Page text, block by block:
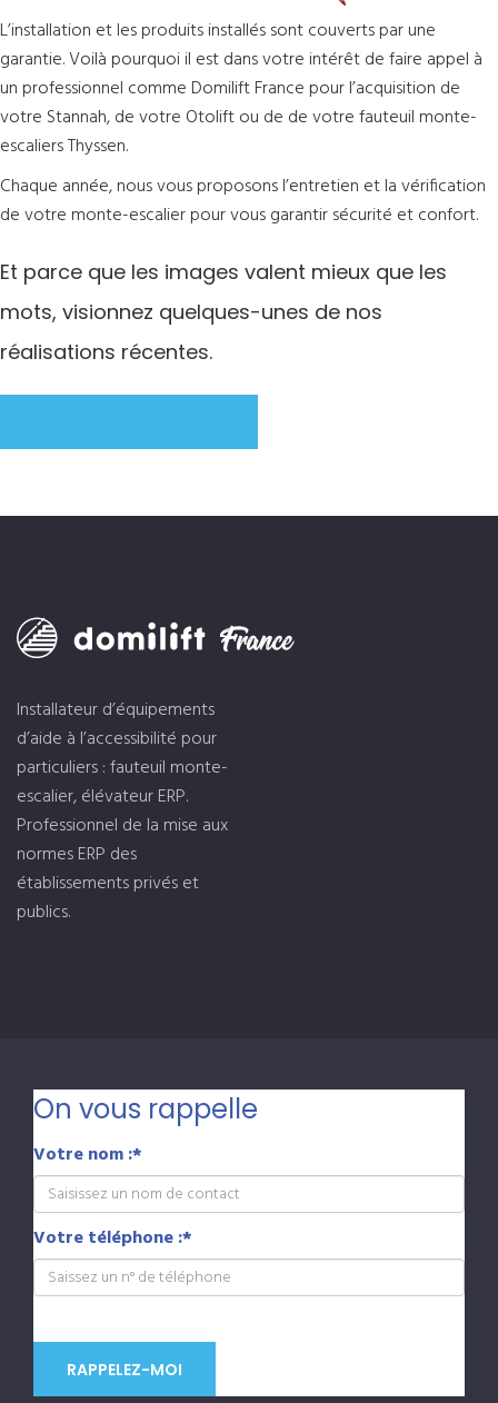
L’installation et les produits installés sont couverts par une
garantie. Voilà pourquoi il est dans votre intérêt de faire appel à
un professionnel comme Domilift France pour l’acquisition de
votre Stannah, de votre Otolift ou de de votre fauteuil monte-
escaliers Thyssen.
Chaque année, nous vous proposons l’entretien et la vérification
de votre monte-escalier pour vous garantir sécurité et confort.
Et parce que les images valent mieux que les
mots, visionnez quelques-unes de nos
réalisations récentes.
Installateur d’équipements
d’aide à l’accessibilité pour
particuliers : fauteuil monte-
escalier, élévateur ERP.
Professionnel de la mise aux
normes ERP des
établissements privés et
publics.
On vous rappelle
Votre nom :*
Votre téléphone :*